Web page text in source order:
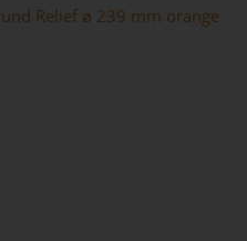
Relief ø 239 mm orange